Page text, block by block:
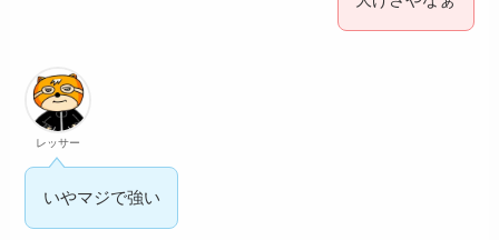
レッサー
いやマジで強い